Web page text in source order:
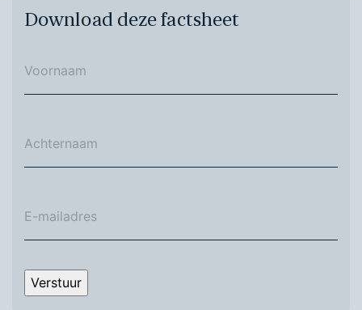
Download deze factsheet
Verstuur